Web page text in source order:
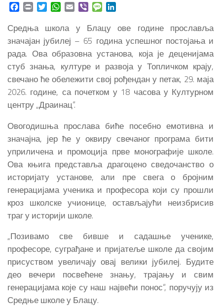
Facebook
Print TwitterWhatsApp
Email Viber Message
Средња школа у Блацу ове године прославља
значајан јубилеј – 65 година успешног постојања и
рада. Ова образовна установа, која је деценијама
стуб знања, културе и развоја у Топличком крају,
свечано ће обележити свој рођендан у петак, 29. маја
2026. године, са почетком у 18 часова у Културном
центру „Драинац“.
Овогодишња прослава биће посебно емотивна и
значајна, јер ће у оквиру свечаног програма бити
уприличена и промоција прве монографије школе.
Ова књига представља драгоцено сведочанство о
историјату установе, али пре свега о бројним
генерацијама ученика и професора који су прошли
кроз школске учионице, остављајући неизбрисив
траг у историји школе.
„Позивамо све бивше и садашње ученике,
професоре, суграђане и пријатеље школе да својим
присуством увеличају овај велики јубилеј. Будите
део вечери посвећене знању, трајању и свим
генерацијама које су наш највећи понос“, поручују из
Средње школе у Блацу.